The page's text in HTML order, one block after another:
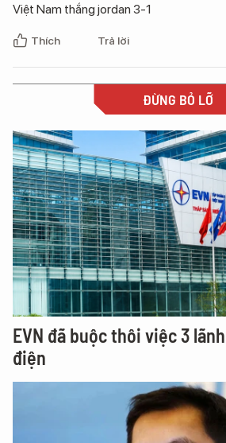
Việt Nam thắng jordan 3-1
Thích Trả lời
ĐỪNG BỎ LỠ
EVN đã buộc thôi việc 3
điện